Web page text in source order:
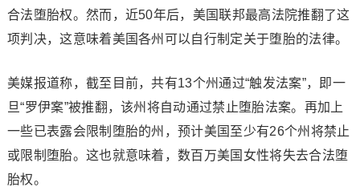
合法堕胎权。然而，近50年后，美国联邦最高法院推翻了这
项判决，这意味着美国各州可以自行制定关于堕胎的法律。
美媒报道称，截至目前，共有13个州通过“触发法案”，即一
旦“罗伊案”被推翻，该州将自动通过禁止堕胎法案。再加上
一些已表露会限制堕胎的州，预计美国至少有26个州将禁止
或限制堕胎。这也就意味着，数百万美国女性将失去合法堕
胎权。